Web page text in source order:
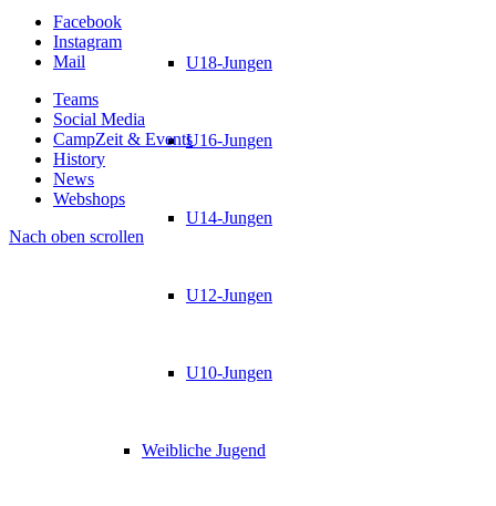
U18-Jungen
U16-Jungen
U14-Jungen
U12-Jungen
U10-Jungen
Weibliche Jugend
Facebook
Instagram
Mail
Teams
Social Media
CampZeit & Events
History
News
Webshops
Nach oben scrollen